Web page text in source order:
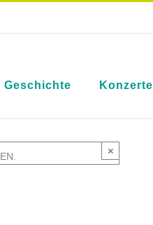
Geschichte Konzerte
×